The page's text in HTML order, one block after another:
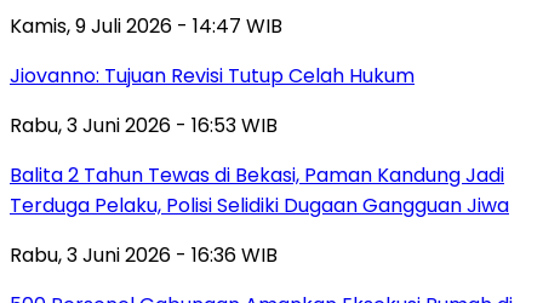
Kamis, 9 Juli 2026 - 14:47 WIB
Jiovanno: Tujuan Revisi Tutup Celah Hukum
Rabu, 3 Juni 2026 - 16:53 WIB
Balita 2 Tahun Tewas di Bekasi, Paman Kandung Jadi
Terduga Pelaku, Polisi Selidiki Dugaan Gangguan Jiwa
Rabu, 3 Juni 2026 - 16:36 WIB